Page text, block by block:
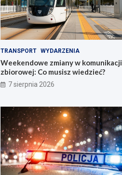
TRANSPORT WYDARZENIA
Weekendowe zmiany w komunikacji
zbiorowej: Co musisz wiedzieć?
7 sierpnia 2026